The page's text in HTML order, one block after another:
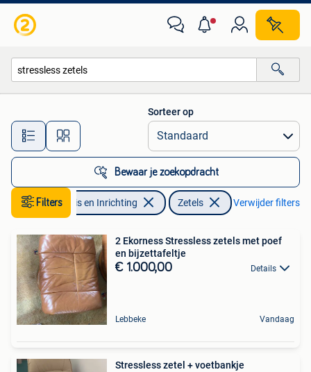
Alle afstanden…
Sorteer op
Bewaar je zoekopdracht
Filters Huis en Inrichting Zetels Verwijder filters
2 Ekorness Stressless zetels met poef
en bijzettafeltje
€ 1.000,00 Details
Lebbeke Vandaag
Stressless zetel + voetbankje